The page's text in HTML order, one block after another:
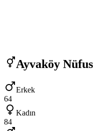
Ayvaköy
Erkek
64
Kadın
84